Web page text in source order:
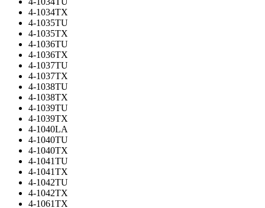
4-1034TX
4-1035TU
4-1035TX
4-1036TU
4-1036TX
4-1037TU
4-1037TX
4-1038TU
4-1038TX
4-1039TU
4-1039TX
4-1040LA
4-1040TU
4-1040TX
4-1041TU
4-1041TX
4-1042TU
4-1042TX
4-1061TX